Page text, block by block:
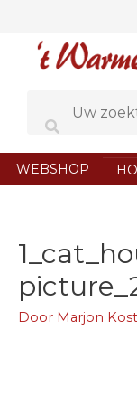
WEBSHOP
Door Marjon